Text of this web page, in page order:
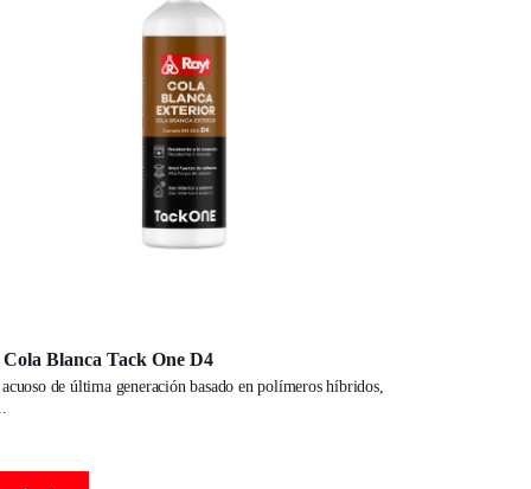
Blanca Tack One D4